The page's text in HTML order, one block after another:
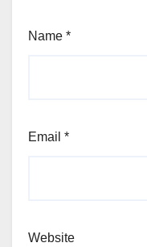
Name *
Email *
Website